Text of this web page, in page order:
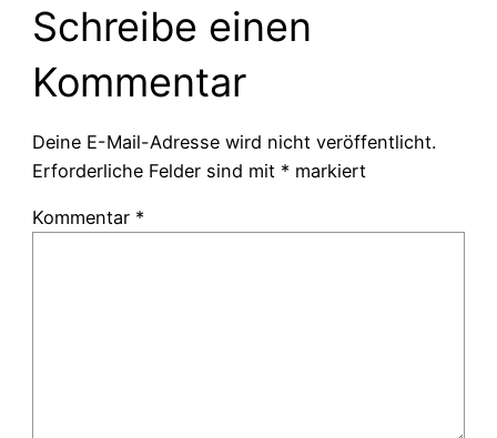
Schreibe einen
Kommentar
Deine E-Mail-Adresse wird nicht veröffentlicht.
Erforderliche Felder sind mit * markiert
Kommentar *